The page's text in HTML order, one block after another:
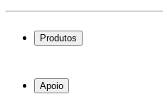
Produtos
Garrafeiras
Móveis para vinho
Apoio